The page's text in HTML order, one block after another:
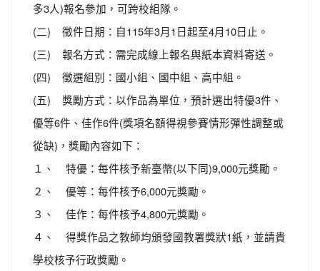
多3人)報名參加，可跨校組隊。
(二) 徵件日期：自115年3月1日起至4月10日止。
(三) 報名方式：需完成線上報名與紙本資料寄送。
(四) 徵選組別：國小組、國中組、高中組。
(五) 獎勵方式：以作品為單位，預計選出特優3件、
優等6件、佳作6件(獎項名額得視參賽情形彈性調整或
從缺)，獎勵內容如下：
１、 特優：每件核予新臺幣(以下同)9,000元獎勵。
２、 優等：每件核予6,000元獎勵。
３、 佳作：每件核予4,800元獎勵。
４、 得獎作品之教師均頒發國教署獎狀1紙，並請貴
學校核予行政獎勵。